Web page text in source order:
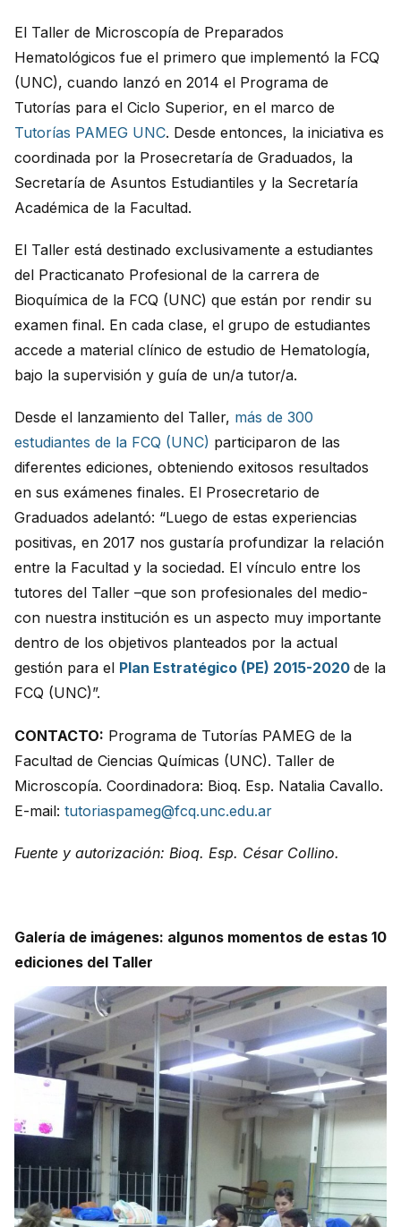
El Taller de Microscopía de Preparados
Hematológicos fue el primero que implementó la FCQ
(UNC), cuando lanzó en 2014 el Programa de
Tutorías para el Ciclo Superior, en el marco de
Tutorías PAMEG UNC. Desde entonces, la iniciativa es
coordinada por la Prosecretaría de Graduados, la
Secretaría de Asuntos Estudiantiles y la Secretaría
Académica de la Facultad.
El Taller está destinado exclusivamente a estudiantes
del Practicanato Profesional de la carrera de
Bioquímica de la FCQ (UNC) que están por rendir su
examen final. En cada clase, el grupo de estudiantes
accede a material clínico de estudio de Hematología,
bajo la supervisión y guía de un/a tutor/a.
Desde el lanzamiento del Taller, más de 300
estudiantes de la FCQ (UNC) participaron de las
diferentes ediciones, obteniendo exitosos resultados
en sus exámenes finales. El Prosecretario de
Graduados adelantó: “Luego de estas experiencias
positivas, en 2017 nos gustaría profundizar la relación
entre la Facultad y la sociedad. El vínculo entre los
tutores del Taller –que son profesionales del medio-
con nuestra institución es un aspecto muy importante
dentro de los objetivos planteados por la actual
gestión para el Plan Estratégico (PE) 2015-2020 de la
FCQ (UNC)”.
CONTACTO: Programa de Tutorías PAMEG de la
Facultad de Ciencias Químicas (UNC). Taller de
Microscopía. Coordinadora: Bioq. Esp. Natalia Cavallo.
E-mail: tutoriaspameg@fcq.unc.edu.ar
Fuente y autorización: Bioq. Esp. César Collino.
Galería de imágenes: algunos momentos de estas 10
ediciones del Taller